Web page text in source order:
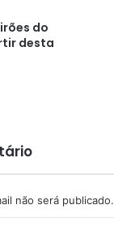
do
desta
não será publicado.